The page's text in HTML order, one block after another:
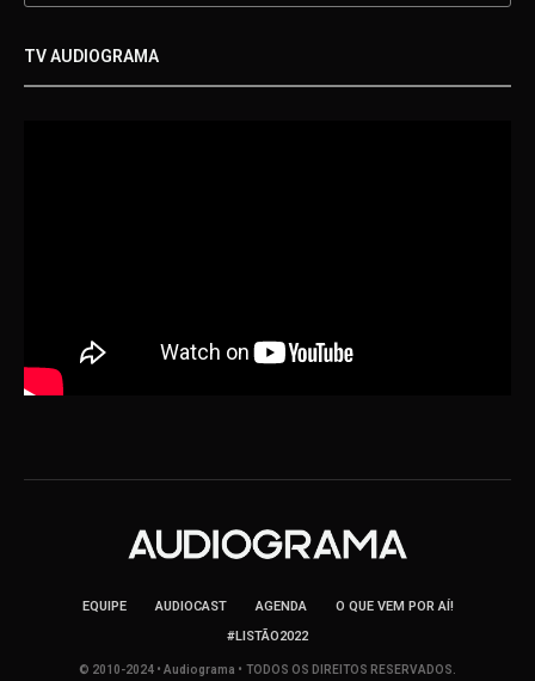
TV AUDIOGRAMA
EQUIPE AUDIOCAST AGENDA
O QUE VEM POR AÍ!
#LISTÃO2022
© 2010-2024 • Audiograma • TODOS OS DIREITOS RESERVADOS.